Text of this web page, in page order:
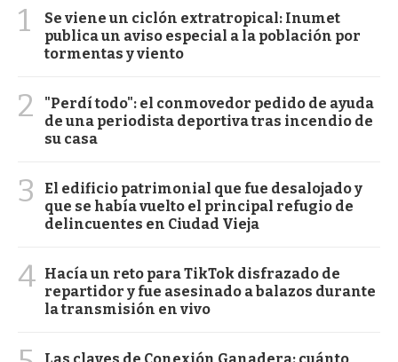
1
Se viene un ciclón extratropical: Inumet
publica un aviso especial a la población por
tormentas y viento
2
"Perdí todo": el conmovedor pedido de ayuda
de una periodista deportiva tras incendio de
su casa
3
El edificio patrimonial que fue desalojado y
que se había vuelto el principal refugio de
delincuentes en Ciudad Vieja
4 Hacía un reto para TikTok disfrazado de
repartidor y fue asesinado a balazos durante
la transmisión en vivo